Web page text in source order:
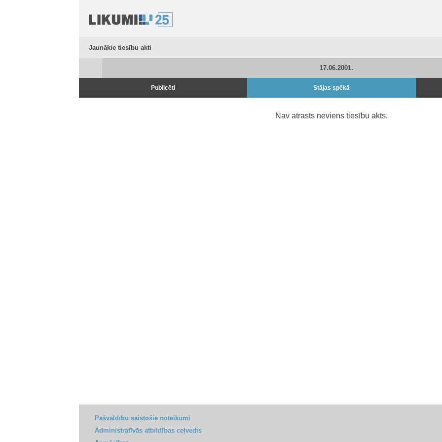
Jaunākie tiesību akti
17.06.2001.
Publicēti Stājas spēkā
Nav atrasts neviens tiesību akts.
Pašvaldību saistošie noteikumi
Administratīvās atbildības ceļvedis